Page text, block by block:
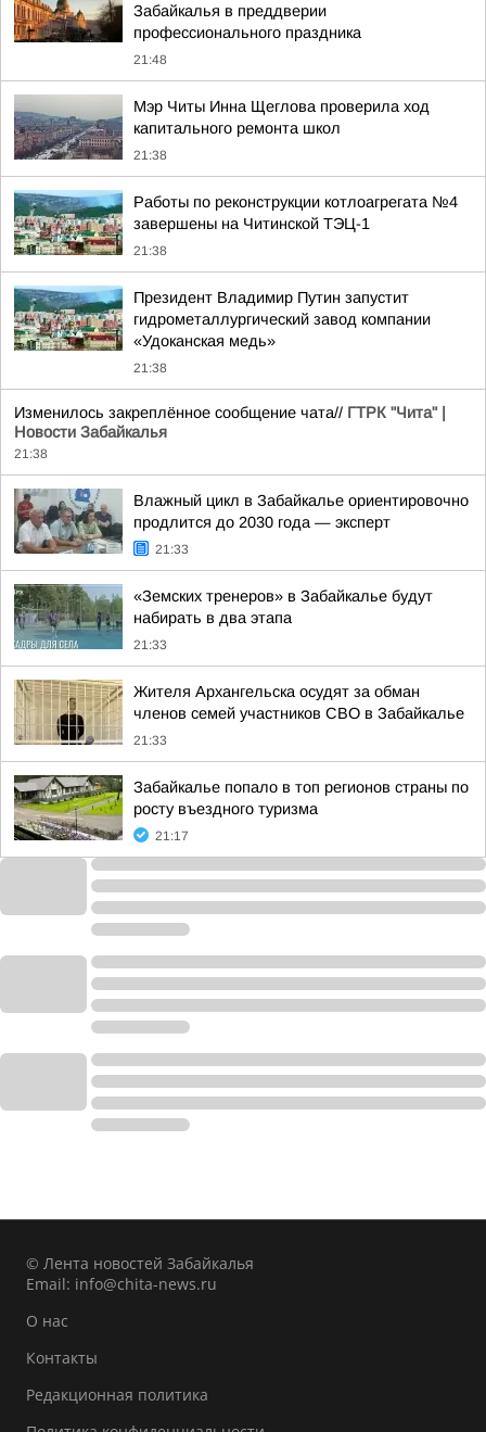
Забайкалья в преддверии
профессионального праздника
21:48
Мэр Читы Инна Щеглова проверила ход
капитального ремонта школ
21:38
Работы по реконструкции котлоагрегата №4
завершены на Читинской ТЭЦ-1
21:38
Президент Владимир Путин запустит
гидрометаллургический завод компании
«Удоканская медь»
21:38
Изменилось закреплённое сообщение чата// ГТРК "Чита" |
Новости Забайкалья
21:38
Влажный цикл в Забайкалье ориентировочно
продлится до 2030 года — эксперт
21:33
«Земских тренеров» в Забайкалье будут
набирать в два этапа
21:33
Жителя Архангельска осудят за обман
членов семей участников СВО в Забайкалье
21:33
Забайкалье попало в топ регионов страны по
росту въездного туризма
21:17
© Лента новостей Забайкалья
Email: info@chita-news.ru
О нас
Контакты
Редакционная политика